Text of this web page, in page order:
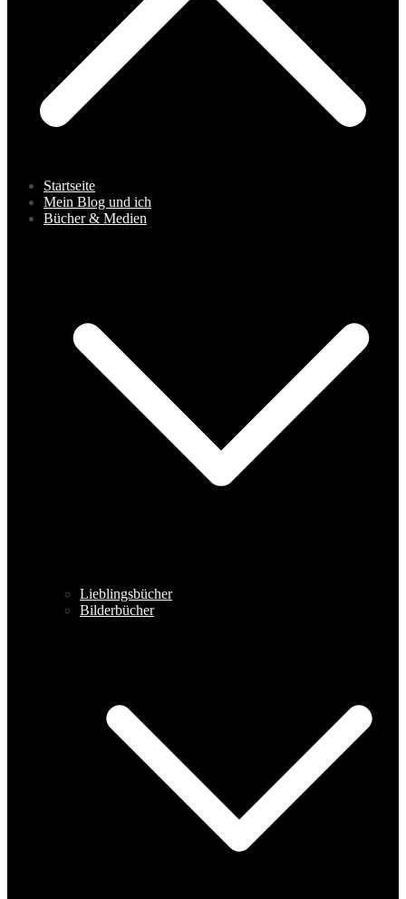
Startseite
Mein Blog und ich
Bücher & Medien
Lieblingsbücher
Bilderbücher